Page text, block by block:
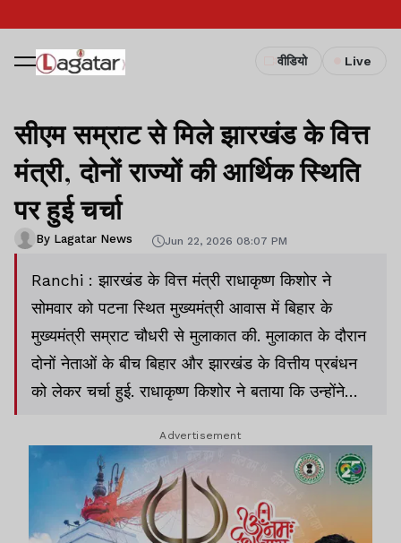
वीडियो Live
सीएम सम्राट से मिले झारखंड के वित्त
मंत्री, दोनों राज्यों की आर्थिक स्थिति
पर हुई चर्चा
By Lagatar News Jun 22, 2026 08:07 PM
Ranchi : झारखंड के वित्त मंत्री राधाकृष्ण किशोर ने
सोमवार को पटना स्थित मुख्यमंत्री आवास में बिहार के
मुख्यमंत्री सम्राट चौधरी से मुलाकात की. मुलाकात के दौरान
दोनों नेताओं के बीच बिहार और झारखंड के वित्तीय प्रबंधन
को लेकर चर्चा हुई. राधाकृष्ण किशोर ने बताया कि उन्होंने
प्रबंधन की जानकारी प्राप्त की.
Advertisement